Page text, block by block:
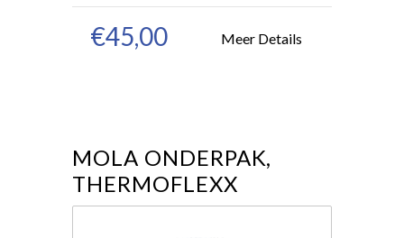
€45,00 Meer Details
MOLA ONDERPAK,
THERMOFLEXX